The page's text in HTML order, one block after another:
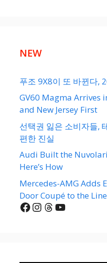
NEW
푸조 9X8이 또 바뀐다,
GV60 Magma Arrives
and New Jersey First
선택권 잃은 소비자들,
편한 진실
Audi Built the
Here’s How
Mercedes-AMG Adds
Door Coupé to the
Facebook
Instagram
Threads
YouTube